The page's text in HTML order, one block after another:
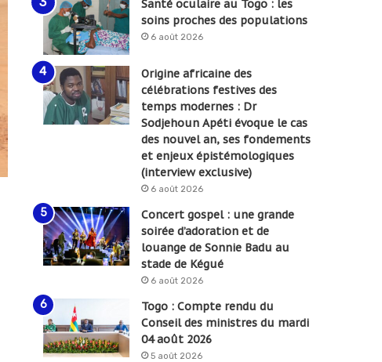
Santé oculaire au Togo : les
soins proches des populations
6 août 2026
Origine africaine des
célébrations festives des
temps modernes : Dr
Sodjehoun Apéti évoque le cas
des nouvel an, ses fondements
et enjeux épistémologiques
(interview exclusive)
6 août 2026
Concert gospel : une grande
soirée d’adoration et de
louange de Sonnie Badu au
stade de Kégué
6 août 2026
Togo : Compte rendu du
Conseil des ministres du mardi
04 août 2026
5 août 2026